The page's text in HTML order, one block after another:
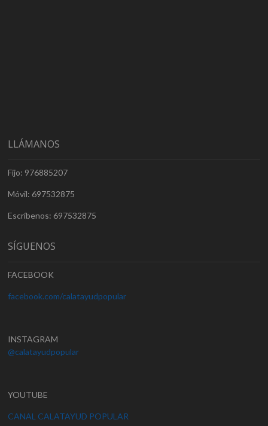
LLÁMANOS
Fijo: 976885207
Móvil: 697532875
Escríbenos: 697532875
SÍGUENOS
FACEBOOK
facebook.com/calatayudpopular
INSTAGRAM
@calatayudpopular
YOUTUBE
CANAL CALATAYUD POPULAR